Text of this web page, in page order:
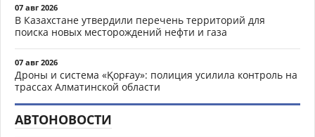
07 авг 2026
В Казахстане утвердили перечень территорий для
поиска новых месторождений нефти и газа
07 авг 2026
Дроны и система «Қорғау»: полиция усилила контроль на
трассах Алматинской области
АВТОНОВОСТИ